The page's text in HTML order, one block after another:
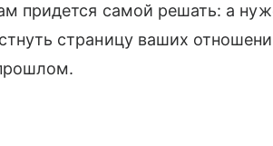
придется самой решать: а
страницу ваших